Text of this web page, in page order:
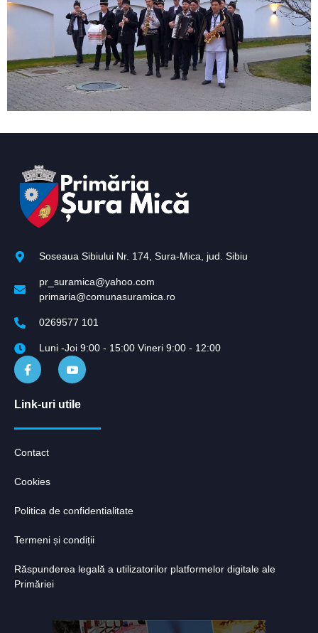
Soseaua Sibiului Nr. 174, Sura-Mica, jud. Sibiu
pr_suramica@yahoo.com
primaria@comunasuramica.ro
0269577 101
Luni -Joi 9:00 - 15:00 Vineri 9:00 - 12:00
Link-uri utile
Contact
Cookies
Politica de confidentialitate
Termeni și condiții
Răspunderea legală a utilizatorilor platformelor digitale ale
Primăriei